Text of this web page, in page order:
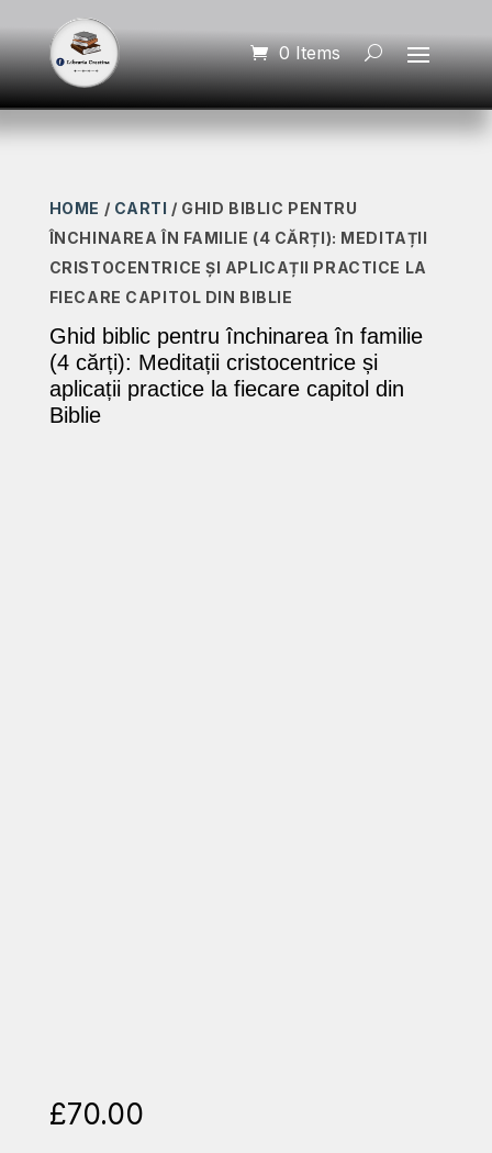
0 Items
HOME / CARTI / GHID BIBLIC PENTRU
ÎNCHINAREA ÎN FAMILIE (4 CĂRȚI): MEDITAȚII
CRISTOCENTRICE ȘI APLICAȚII PRACTICE LA
FIECARE CAPITOL DIN BIBLIE
Ghid biblic pentru închinarea în familie
(4 cărți): Meditații cristocentrice și
aplicații practice la fiecare capitol din
Biblie
£70.00